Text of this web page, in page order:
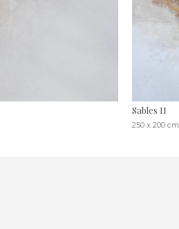
Sables II
250 x 200 cm